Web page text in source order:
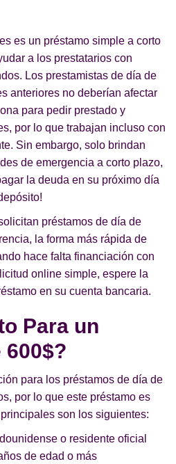
es un préstamo simple a corto
a los prestatarios con
Los prestamistas de día de
anteriores no deberían afectar
para pedir prestado y
por lo que trabajan incluso con
Sin embargo, solo brindan
de emergencia a corto plazo,
la deuda en su próximo día
préstamos de día de
la forma más rápida de
hace falta financiación con
online simple, espere la
en su cuenta bancaria.
Para un
600$?
para los préstamos de día de
por lo que este préstamo es
son los siguientes:
o residente oficial
de edad o más